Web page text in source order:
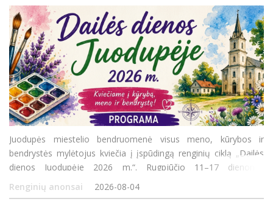
Juodupės miestelio bendruomenė visus meno, kūrybos ir
bendrystės mylėtojus kviečia į įspūdingą renginių ciklą „Dailės
dienos Juodupėje 2026 m.“. Rugpjūčio 11–17 dienomis
organizuojama turtinga programa siūlys ne tik edukacijas
šeimoms, bet ir pažintines išvykas bei ku
Renginių anonsai 2026-08-04